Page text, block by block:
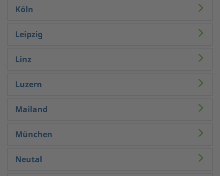
Köln
Leipzig
Linz
Luzern
Mailand
München
Neutal